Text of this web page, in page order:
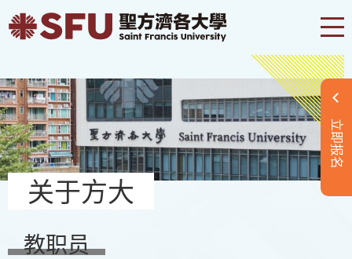
立即报名
关于方大
教职员